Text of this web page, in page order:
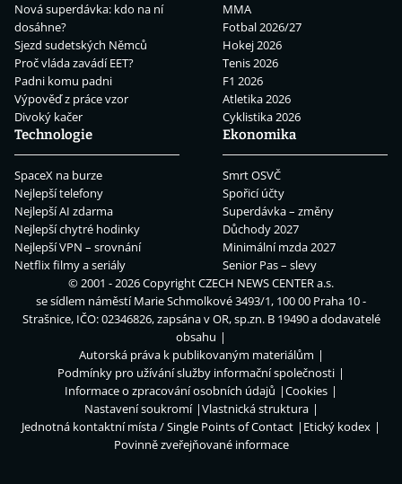
Nová superdávka: kdo na ní
dosáhne?
Sjezd sudetských Němců
Proč vláda zavádí EET?
Padni komu padni
Výpověď z práce vzor
Divoký kačer
MMA
Fotbal 2026/27
Hokej 2026
Tenis 2026
F1 2026
Atletika 2026
Cyklistika 2026
Technologie
SpaceX na burze
Nejlepší telefony
Nejlepší AI zdarma
Nejlepší chytré hodinky
Nejlepší VPN – srovnání
Netflix filmy a seriály
Ekonomika
Smrt OSVČ
Spořicí účty
Superdávka – změny
Důchody 2027
Minimální mzda 2027
Senior Pas – slevy
© 2001 - 2026 CopyrightCZECH NEWS CENTER a.s.
se sídlem náměstí Marie Schmolkové 3493/1, 100 00 Praha 10 -
Strašnice, IČO: 02346826, zapsána v OR, sp.zn. B 19490 a dodavatelé
obsahu
Autorská práva k publikovaným materiálům
Podmínky pro užívání služby informační společnosti
Informace o zpracování osobních údajů
Cookies
Nastavení soukromí
Vlastnická struktura
Jednotná kontaktní místa / Single Points of Contact
Etický kodex
Povinně zveřejňované informace